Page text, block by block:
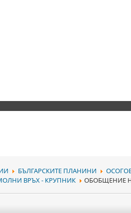
БЪЛГАРСКИТЕ ПЛАНИНИ
ВРЪХ - КРУПНИК ОБОБЩЕНИЕ